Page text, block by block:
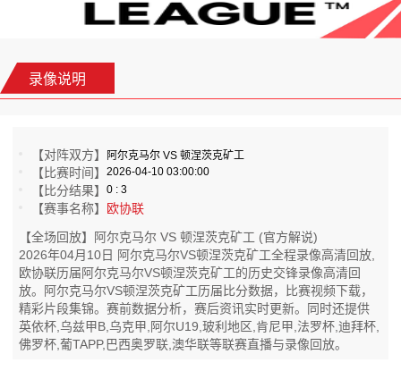
录像说明
【对阵双方】 阿尔克马尔 VS 顿涅茨克矿工
【比赛时间】2026-04-10 03:00:00
【比分结果】0 : 3
【赛事名称】 欧协联
【全场回放】阿尔克马尔 VS 顿涅茨克矿工 (官方解说)
2026年04月10日 阿尔克马尔VS顿涅茨克矿工全程录像高清回放,
欧协联历届阿尔克马尔VS顿涅茨克矿工的历史交锋录像高清回
放。阿尔克马尔VS顿涅茨克矿工历届比分数据，比赛视频下载，
精彩片段集锦。赛前数据分析，赛后资讯实时更新。同时还提供
英依杯,乌兹甲B,乌克甲,阿尔U19,玻利地区,肯尼甲,法罗杯,迪拜杯,
佛罗杯,葡TAPP,巴西奥罗联,澳华联等联赛直播与录像回放。